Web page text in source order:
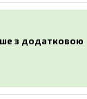
з додатковою